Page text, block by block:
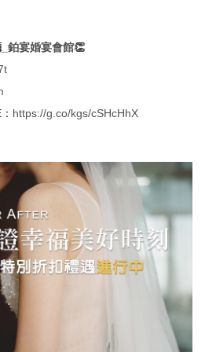
鉑宴婚宴會館👏
https://g.co/kgs/cSHcHhX